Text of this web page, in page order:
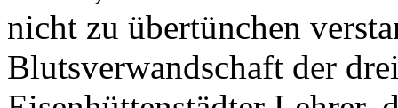
nicht zu übertünchen
Blutsverwandschaft der